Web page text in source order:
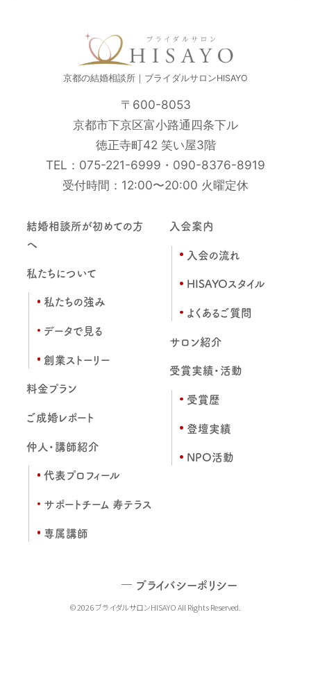
京都の結婚相談所｜ブライダルサロンHISAYO
〒600-8053
京都市下京区富小路通四条下ル
徳正寺町42 笑い屋3階
TEL： 075-221-6999 ・ 090-8376-8919
受付時間：12:00〜20:00 火曜定休
結婚相談所が初めての方
へ
私たちについて
私たちの強み
データで見る
創業ストーリー
料金プラン
ご成婚レポート
仲人・講師紹介
代表プロフィール
サポートチーム 寿テラス
専属講師
入会案内
入会の流れ
HISAYOスタイル
よくあるご質問
サロン紹介
受賞実績・活動
受賞歴
登壇実績
NPO活動
プライバシーポリシー
© 2026 ブライダルサロンHISAYO All Rights Reserved.